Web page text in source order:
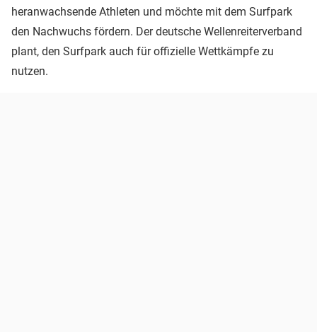
heranwachsende Athleten und möchte mit dem Surfpark
den Nachwuchs fördern. Der deutsche Wellenreiterverband
plant, den Surfpark auch für offizielle Wettkämpfe zu
nutzen.